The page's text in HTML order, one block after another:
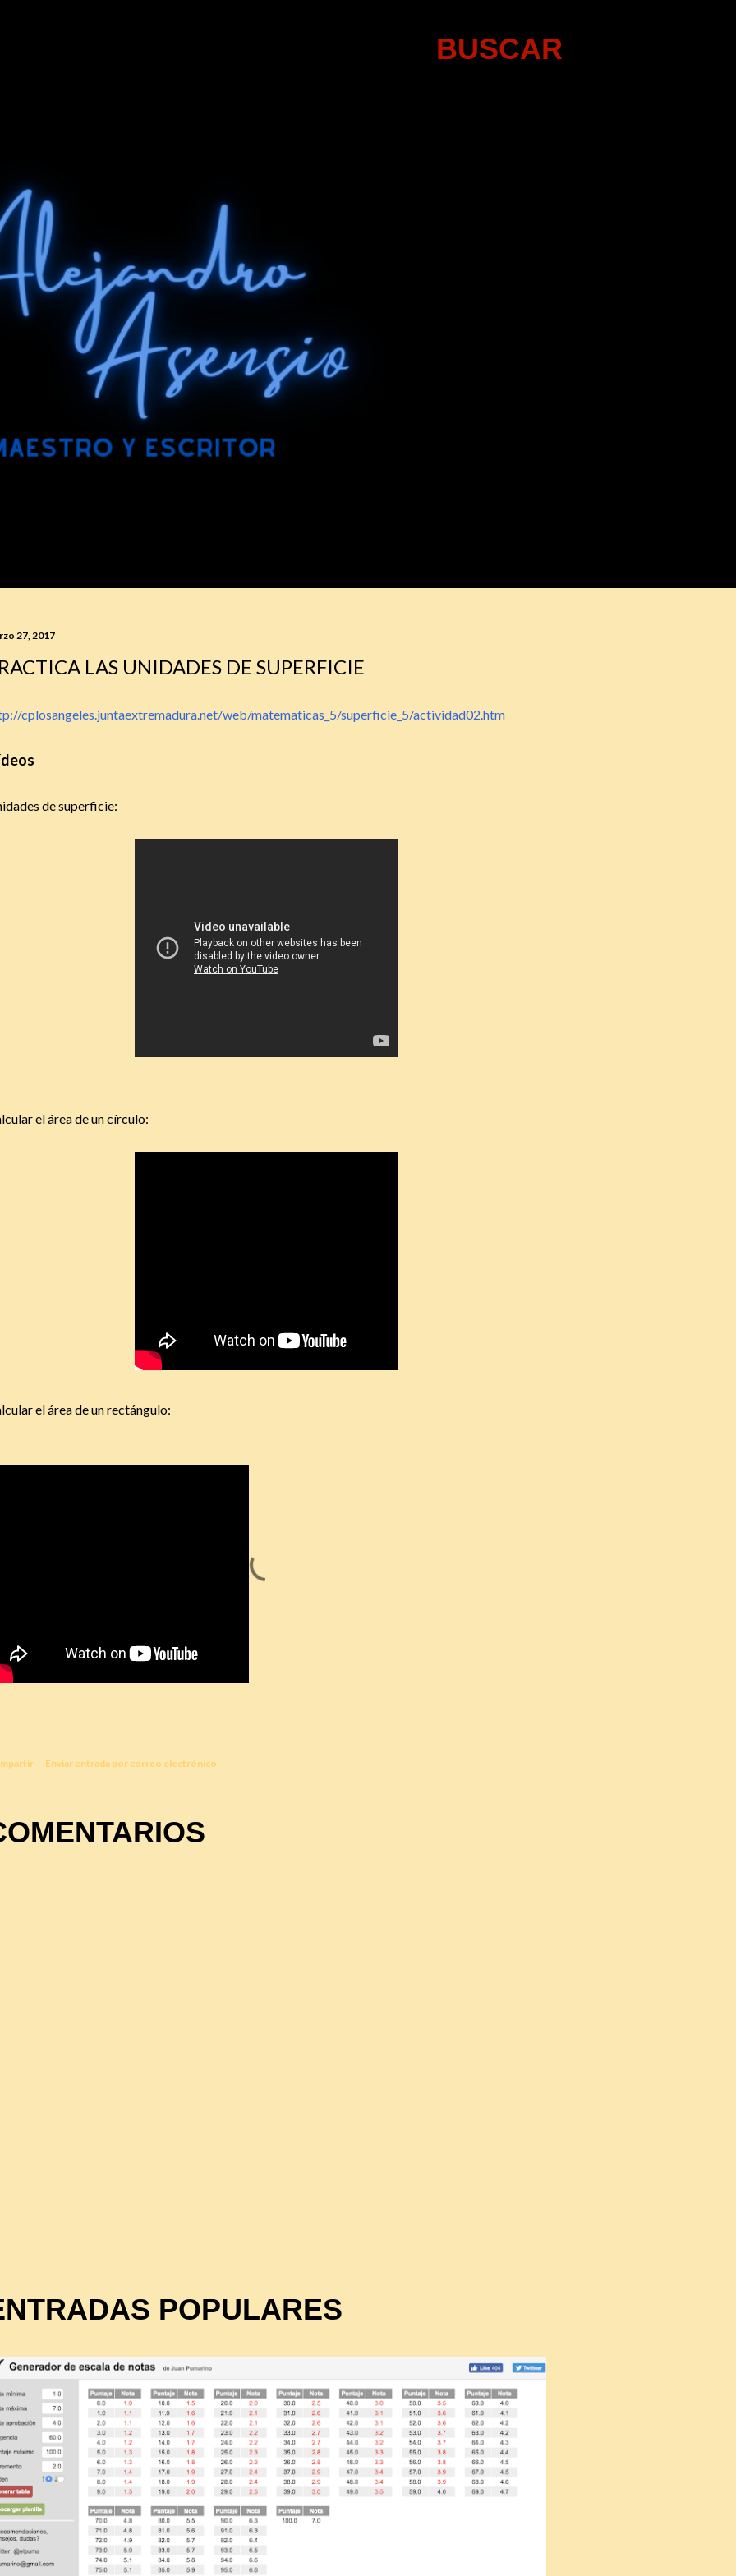
BUSCAR
27, 2017
LAS UNIDADES DE SUPERFICIE
cplosangeles.juntaextremadura.net/web/matematicas_5/superficie_5/actividad02.htm
de superficie:
el área de un círculo:
el área de un rectángulo:
Enviar entrada por correo electrónico
POPULARES